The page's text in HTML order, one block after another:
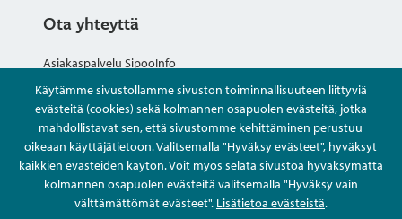
Käytämme sivustollamme sivuston toiminnallisuuteen liittyviä
evästeitä (cookies) sekä kolmannen osapuolen evästeitä, jotka
mahdollistavat sen, että sivustomme kehittäminen perustuu
oikeaan käyttäjätietoon. Valitsemalla "Hyväksy evästeet", hyväksyt
kaikkien evästeiden käytön. Voit myös selata sivustoa hyväksymättä
kolmannen osapuolen evästeitä valitsemalla "Hyväksy vain
välttämättömät evästeet". Lisätietoa evästeistä.
Ota yhteyttä
Asiakaspalvelu SipooInfo
Anna palautetta nimettömästi
Kysy tai asioi
Yhteystiedot